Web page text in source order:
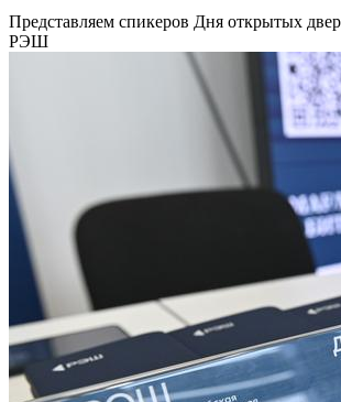
Представляем спикеров Дня открытых
РЭШ